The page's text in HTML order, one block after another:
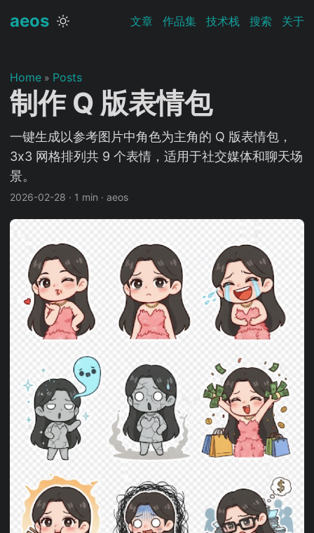
aeos 文章 作品集 技术栈 搜索 关于
Home » Posts
制作 Q 版表情包
一键生成以参考图片中角色为主角的 Q 版表情包，
3x3 网格排列共 9 个表情，适用于社交媒体和聊天场
景。
2026-02-28 · 1 min · aeos